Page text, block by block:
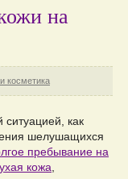
на
косметика
ситуацией, как
шелушащихся
пребывание на
кожа